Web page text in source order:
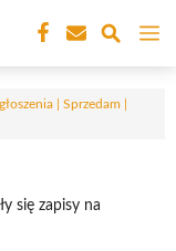
| Sprzedam |
się zapisy na